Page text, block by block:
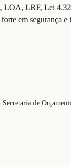
LOA, LRF, Lei
em segurança e
de